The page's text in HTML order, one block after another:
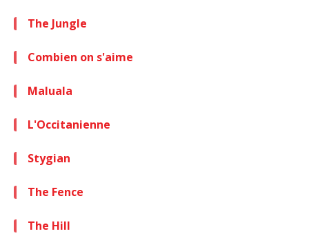
The Jungle
Combien on s'aime
Maluala
L'Occitanienne
Stygian
The Fence
The Hill